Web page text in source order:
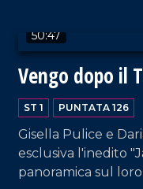
50:47
Vengo dopo il
ST 1 PUNTATA 126
Gisella Pulice e
esclusiva l'inedito
panoramica sul
VAI AL TITOLO